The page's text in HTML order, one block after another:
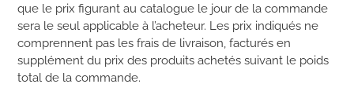
que le prix figurant au catalogue le jour de la commande
sera le seul applicable à l’acheteur. Les prix indiqués ne
comprennent pas les frais de livraison, facturés en
supplément du prix des produits achetés suivant le poids
total de la commande.